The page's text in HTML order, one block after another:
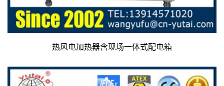
热风电加热器含现场一体式配电箱